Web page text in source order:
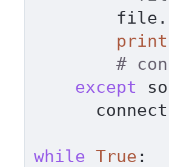
print
#
except
while True :